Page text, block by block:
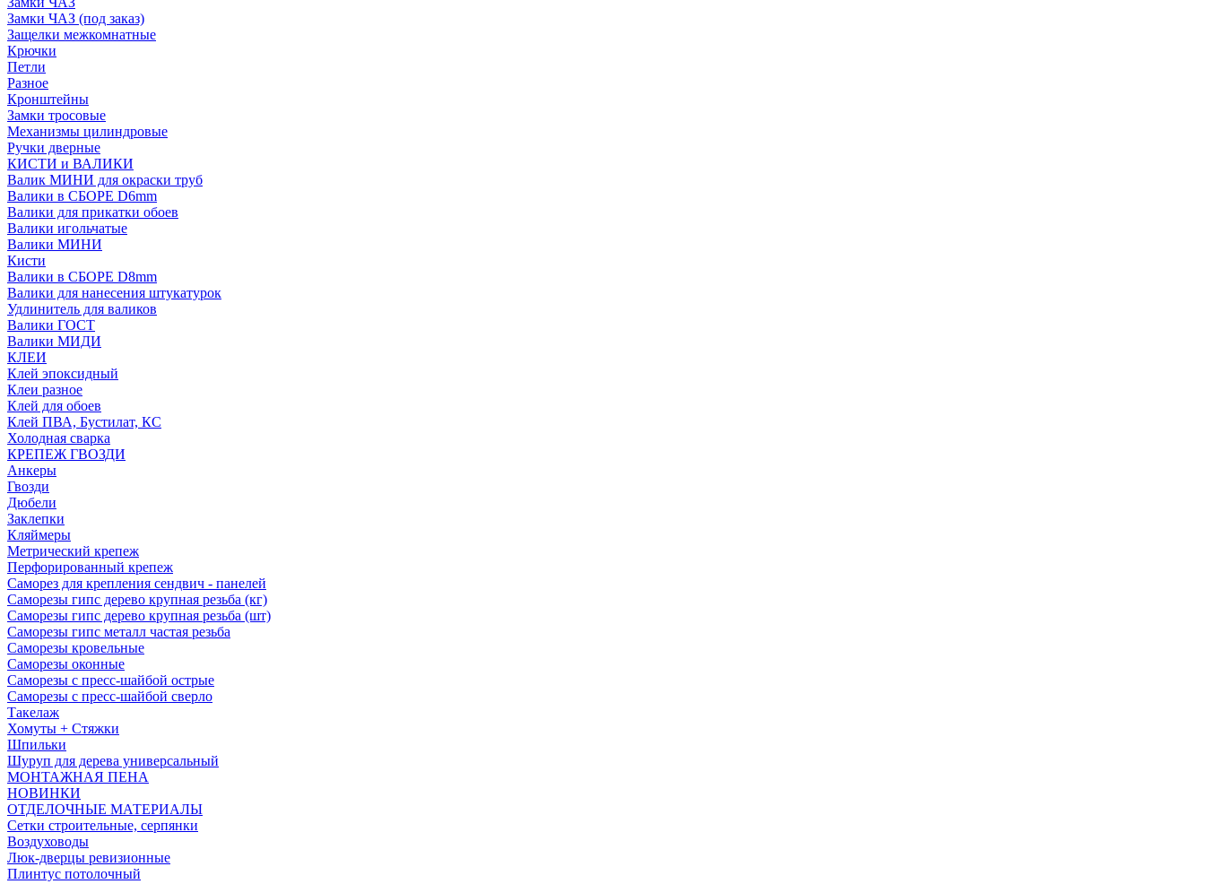
Замки ЧАЗ (под заказ)
Защелки межкомнатные
Крючки
Петли
Разное
Кронштейны
Замки тросовые
Механизмы цилиндровые
Ручки дверные
КИСТИ и ВАЛИКИ
Валик МИНИ для окраски труб
Валики в СБОРЕ D6mm
Валики для прикатки обоев
Валики игольчатые
Валики МИНИ
Кисти
Валики в СБОРЕ D8mm
Валики для нанесения штукатурок
Удлинитель для валиков
Валики ГОСТ
Валики МИДИ
КЛЕИ
Клей эпоксидный
Клеи разное
Клей для обоев
Клей ПВА, Бустилат, КС
Холодная сварка
КРЕПЕЖ ГВОЗДИ
Анкеры
Гвозди
Дюбели
Заклепки
Кляймеры
Метрический крепеж
Перфорированный крепеж
Саморез для крепления сендвич - панелей
Саморезы гипс дерево крупная резьба (кг)
Саморезы гипс дерево крупная резьба (шт)
Саморезы гипс металл частая резьба
Саморезы кровельные
Саморезы оконные
Саморезы с пресс-шайбой острые
Саморезы с пресс-шайбой сверло
Такелаж
Хомуты + Стяжки
Шпильки
Шуруп для дерева универсальный
МОНТАЖНАЯ ПЕНА
НОВИНКИ
ОТДЕЛОЧНЫЕ МАТЕРИАЛЫ
Сетки строительные, серпянки
Воздуховоды
Люк-дверцы ревизионные
Плинтус потолочный